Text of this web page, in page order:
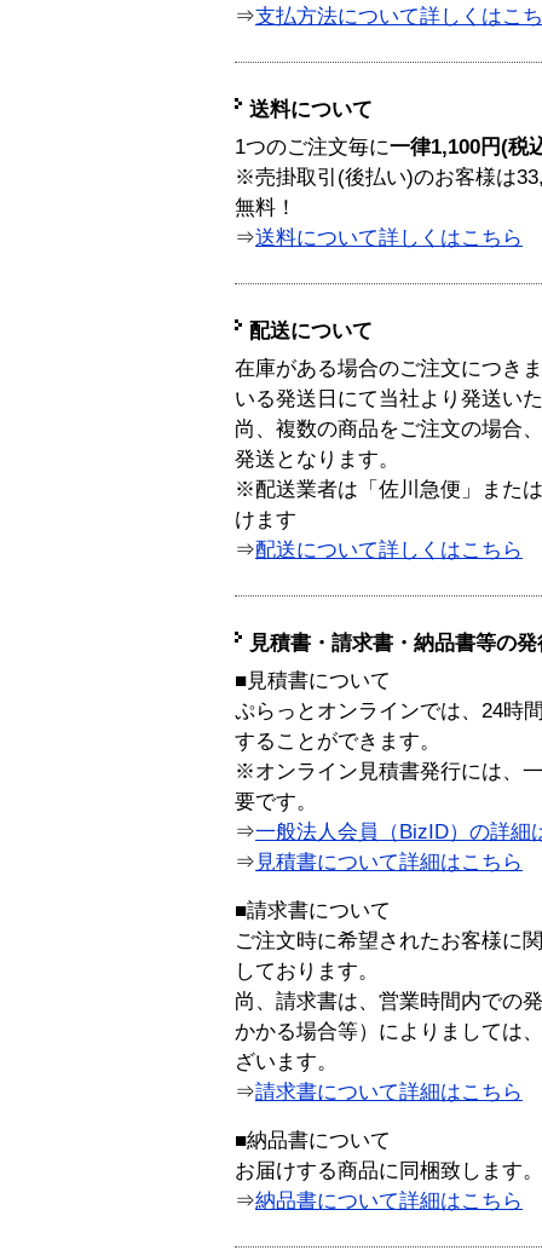
⇒支払方法について詳しくはこ
送料について
1つのご注文毎に一律1,100円(税
※売掛取引(後払い)のお客様は
無料！
⇒送料について詳しくはこちら
配送について
在庫がある場合のご注文につき
いる発送日にて当社より発送い
尚、複数の商品をご注文の場合
発送となります。
※配送業者は「佐川急便」また
けます
⇒配送について詳しくはこちら
見積書・請求書・納品書等の
■見積書について
ぷらっとオンラインでは、24時
することができます。
※オンライン見積書発行には、
要です。
⇒一般法人会員（BizID）の詳細
⇒ 見積書について詳細はこちら
■請求書について
ご注文時に希望されたお客様に
しております。
尚、請求書は、営業時間内での
かかる場合等）によりましては
ざいます。
⇒請求書について詳細はこちら
■納品書について
お届けする商品に同梱致します。
⇒納品書について詳細はこちら